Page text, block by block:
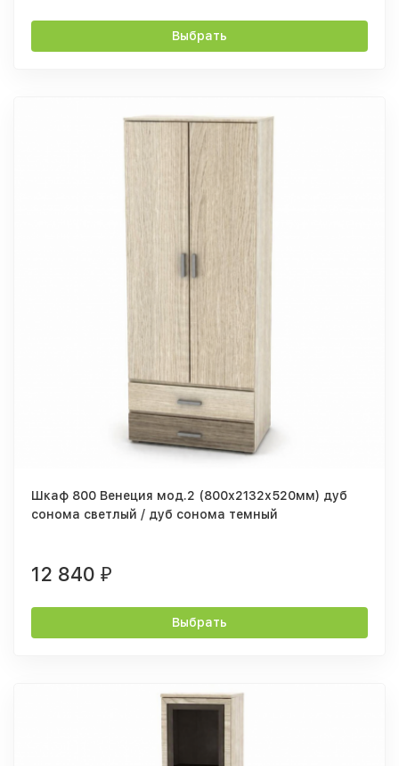
Выбрать
Шкаф 800 Венеция мод.2 (800х2132х520мм) дуб
сонома светлый / дуб сонома темный
12 840 ₽
Выбрать